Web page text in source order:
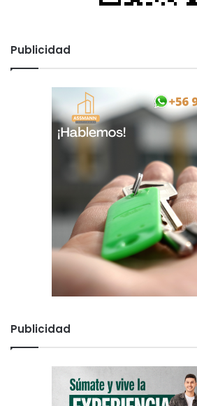
Publicidad
Publicidad